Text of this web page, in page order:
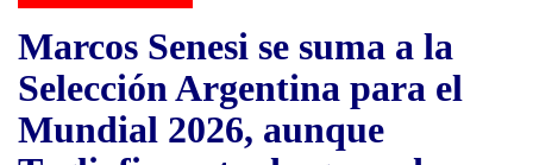
Marcos Senesi se suma a la
Selección Argentina para el
Mundial 2026, aunque